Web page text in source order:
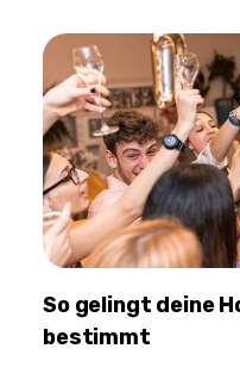
So gelingt deine
bestimmt